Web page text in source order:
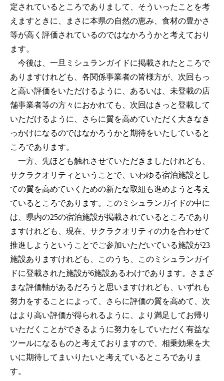
定されているところでありまして、そういったことを考
えますときに、まさに本県の自然の恵み、食材の豊かさ
等が高く評価されているのではなかろうかと考えており
ます。
今後は、一旦ミシュランガイドに掲載されたところで
ありますけれども、各関係事業者の皆様方が、次回もっ
と高い評価をいただけるように、あるいは、未登載の店
舗事業者等の方々におかれても、次回はきっと登載して
いただけるように、さらに質を高めていただく大きなき
っかけになるのではなかろうかと期待をいたしていると
ころであります。
一方、先ほども触れさせていただきましたけれども、
サクラクオリティということで、いわゆる宿泊施設とし
ての質を高めていくための新たな取組も進めようと考え
ているところであります。このミシュランガイドの中に
は、県内の25の宿泊施設が掲載されているところであり
ますけれども、現在、サクラクオリティの力を合わせて
推進しようということでご参加いただいている施設が23
施設ありますけれども、このうち、このミシュランガイ
ドに登載された施設が6施設あるわけであります。さまざ
まな評価軸があるだろうと思いますけれども、いずれも
努力をすることによって、さらに評価の質を高めて、次
はより高い評価が得られるように、より満足してお帰り
いただくことができるように努力をしていただく有益な
ツールになるものと考えておりますので、相乗効果を大
いに期待してまいりたいと考えているところでありま
す。